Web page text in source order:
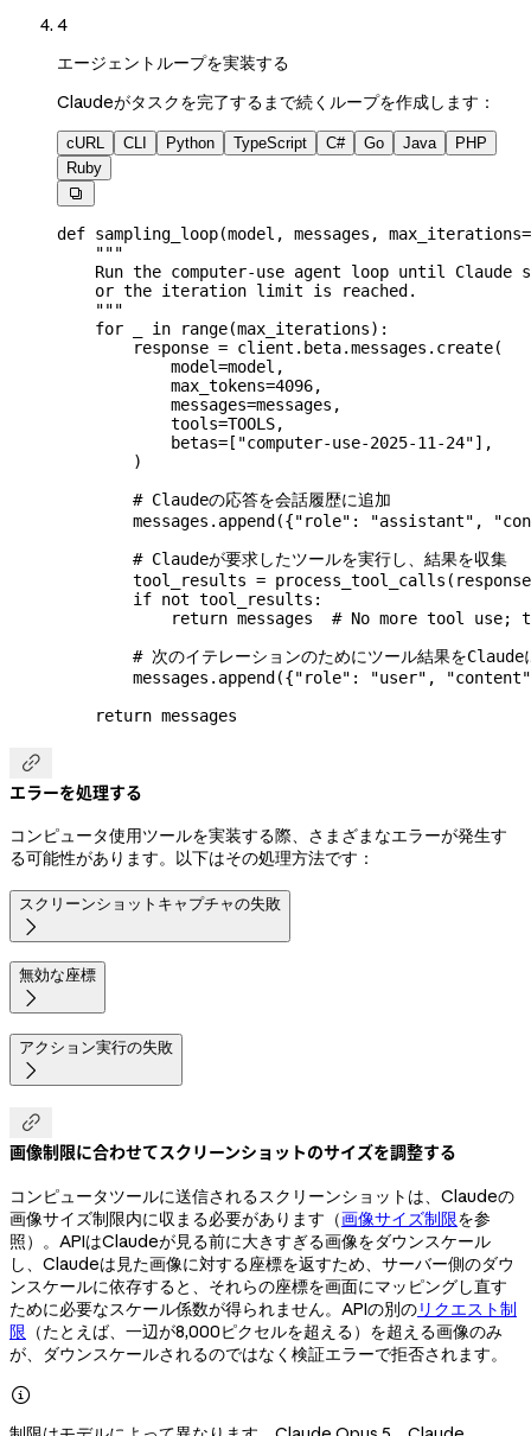
4
エージェントループを実装する
Claudeがタスクを完了するまで続くループを作成します：
cURL CLI Python TypeScript C# Go Java
PHP
Ruby

def sampling_loop(model , messages , max_iterations=
    """
Run the computer-use agent loop until Claude
    or the iteration limit is reached.
    """
    for
in range(max_iterations):
        response
= client.beta.messages.create(
            model
=model,
            max_tokens
=4096,
            messages
=messages,
            tools
=TOOLS,
            betas
= [ "computer-use-2025-11-24"],
        )
        # Claudeの応答を会話履歴に追加
        messages.append({
"role" : "assistant" ,
        # Claudeが要求したツールを実行し、結果を収集
        tool_results
=
        if
not tool_results:
            return
messages # No more tool use;
# 次のイテレーションのためにツール結果をClaude
        messages.append({
"role" : "user" ,
"content"
    return
messages

エラーを処理する
コンピュータ使用ツールを実装する際、さまざまなエラーが発生す
る可能性があります。以下はその処理方法です：
スクリーンショットキャプチャの失敗

無効な座標

アクション実行の失敗


画像制限に合わせてスクリーンショットのサイズを調整する
コンピュータツールに送信されるスクリーンショットは、Claudeの
画像サイズ制限内に収まる必要があります（画像サイズ制限を参
照）。APIはClaudeが見る前に大きすぎる画像をダウンスケール
し、Claudeは見た画像に対する座標を返すため、サーバー側のダウ
ンスケールに依存すると、それらの座標を画面にマッピングし直す
ために必要なスケール係数が得られません。APIの別のリクエスト制
限 （たとえば、一辺が8,000ピクセルを超える）を超える画像のみ
が、ダウンスケールされるのではなく検証エラーで拒否されます。
